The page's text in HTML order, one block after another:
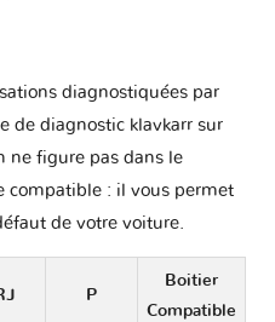
diagnostiquées par
de diagnostic klavkarr sur
ne figure pas dans le
compatible : il vous permet
de votre voiture.
P
Boitier
Compatible